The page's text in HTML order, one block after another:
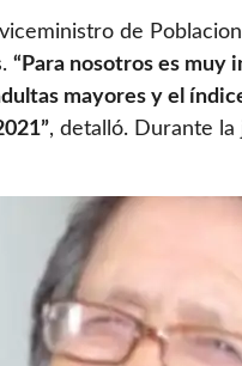
de
“Para nosotros es
mayores y el
, detalló. Durante